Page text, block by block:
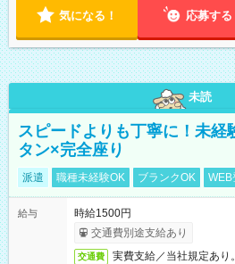
気になる！ 応募する
未読
スピードよりも丁寧に！未経
タン×完全座り
派遣 職種未経験OK ブランクOK WEB
給与
時給1500円
交通費別途支給あり
交通費
実費支給／当社規定あ